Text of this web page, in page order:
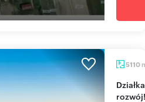
5110
Działka rolna 5110 m² w Piotrówce - inwestycja i